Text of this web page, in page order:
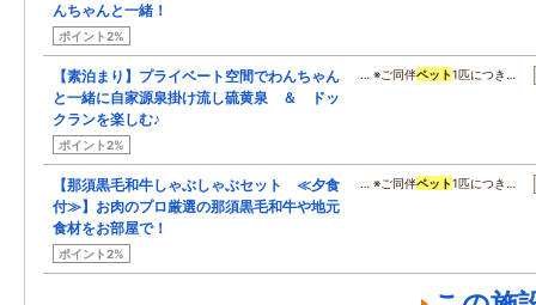
んちゃんと一緒！
ポイント2%
【素泊まり】プライベート空間でわんちゃん
と一緒に自家源泉掛け流し硫黄泉 ＆ ドッ
クランを楽しむ♪
ポイント2%
… ※ご同伴ペット1匹につき…
【那須黒毛和牛しゃぶしゃぶセット ≪夕食
付≫】お肉のプロ厳選の那須黒毛和牛や地元
食材をお部屋で！
ポイント2%
… ※ご同伴ペット1匹につき…